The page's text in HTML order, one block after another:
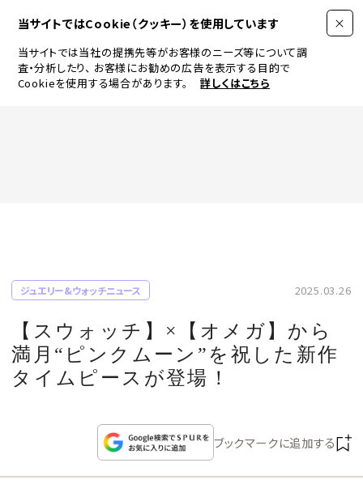
当サイトではCookie（クッキー）を使用しています
当サイトでは当社の提携先等がお客様のニーズ等について調
査・分析したり、 お客様にお勧めの広告を表示する目的で
Cookieを使用する場合があります。
詳しくはこちら
JEWELRY & WATCH
LIFESTYLE
CULTURE
CELEBRITY
ジュエリー&ウォッチニュース 2025.03.26
【スウォッチ】×【オメガ】から
満月“ピンクムーン”を祝した新作
タイムピースが登場！
ブックマークに追加する